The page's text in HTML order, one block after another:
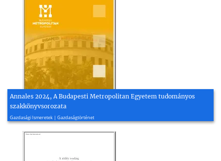
Annales 2024, A Budapesti Metropolitan Egyetem tudományos
szakkönyvsorozata
Gazdasági Ismeretek | Gazdaságtörténet
2024, 379 oldal